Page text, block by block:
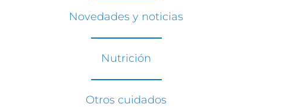
Novedades y noticias
Nutrición
Otros cuidados